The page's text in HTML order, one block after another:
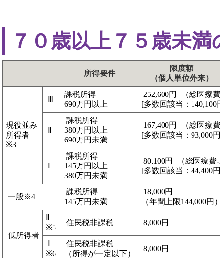
７０歳以上７５歳未
所得要件
限度額
（個人単位外来）
現役並み
所得者
※3
課税所得
690万円以上
252,600円+（総医療
[多数回該当：140,100
課税所得
380万円以上
690万円未満
167,400円+（総医療
[多数回該当：93,000
課税所得
145万円以上
380万円未満
80,100円+（総医療費
[多数回該当：44,400
一般※4
課税所得
145万円未満
18,000円
（年間上限144,000円
低所得者
※5
住民税非課税 8,000円
※6
住民税非課税
（所得が一定以下）
8,000円